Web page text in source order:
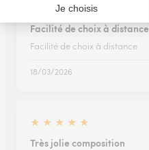
★ ★ ★
Facilité de choix à distance
Facilité de choix à distance
18/03/2026
★ ★ ★ ★ ★
Très jolie composition